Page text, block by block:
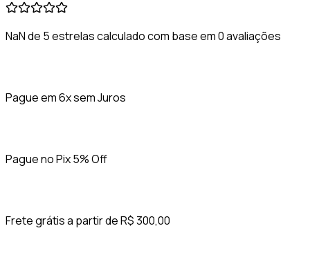
NaN de 5 estrelas calculado com base em 0 avaliações
Pague em 6x sem Juros
Pague no Pix 5% Off
Frete grátis a partir de R$ 300,00